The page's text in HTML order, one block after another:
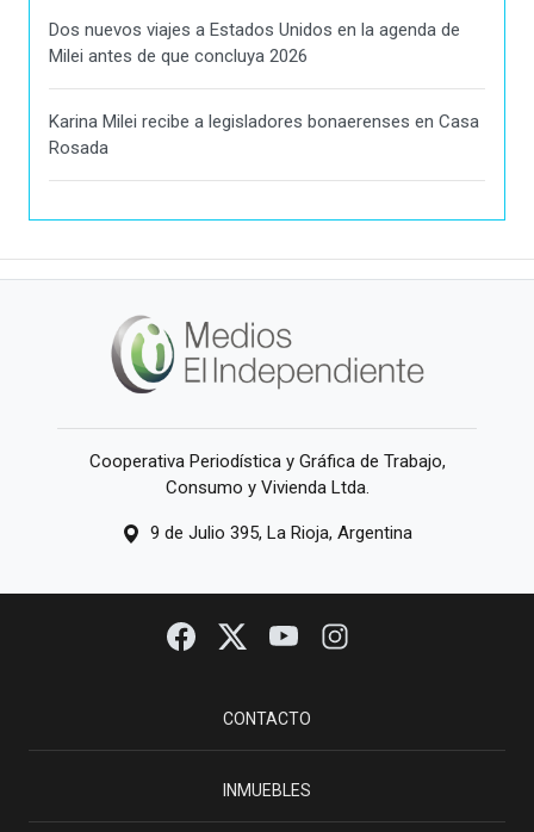
Dos nuevos viajes a Estados Unidos en la agenda de
Milei antes de que concluya 2026
Karina Milei recibe a legisladores bonaerenses en Casa
Rosada
Cooperativa Periodística y Gráfica de Trabajo,
Consumo y Vivienda Ltda.
9 de Julio 395, La Rioja, Argentina
CONTACTO
INMUEBLES